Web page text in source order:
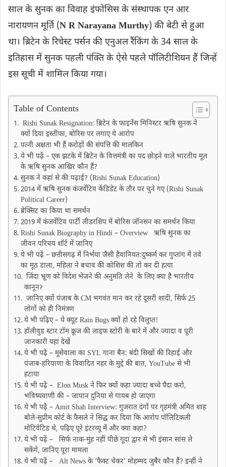
साल के सुनक का विवाह इंफोसिस के संस्थापक एन आर
नारायणन मूर्ति (N R Narayana Murthy) की बेटी से हुआ
था। ब्रिटेन के रिचेस्ट पर्सन की एनुअल रैंकिंग के 34 साल के
इतिहास में सुनक पहली पंक्ति के ऐसे पहले पॉलि​टीशियन हैं जिन्हें
इस सूची में शामिल किया गया।
Table of Contents
Rishi Sunak Resignation: ब्रिटेन के फाइनेंस मिनिस्टर ऋषि सुनक ने
क्यों दिया इस्तीफा, बोरिस पर लगाए ये आरोप
पत्नी अक्षता भी हैं करोड़ों की सं​पत्ति की मा​लकिन
ये भी पढ़ें – एक झटके में ब्रिटेन के वित्तमंत्री का पद छोड़ने वाले भारतीय मूल
के ऋषि सुनक आखिर कौन हैं?
सुनक ने कहां से की पढ़ाई? (Rishi Sunak Education)
2014 में ऋषि सुनक कंजर्वेटिव केंडिडेट के तौर पर चुने गए (Rishi Sunak
Political Career)
ब्रेक्सिट का किया था समर्थन
2019 में कंजर्वेटिव पार्टी लीडरशिप में बोरिस जॉनसन का समर्थन किया
Rishi Sunak Biography in Hindi – Overview ऋषि सुनक का
जीवन परिचय शॉर्ट में जानिए
ये भी पढ़ें – छत्तीसगढ़ में निर्भया जैसी हैवानियत:दुष्कर्म कर गुप्तांग में तवे
का मूठ डाला, महिला ने बचाव की कोशिश की तो कर दी हत्या
जिंदा भ्रूण को विदेश भेजने की अनुमति लेने के लिए क्या है भारतीय
कानूनॽ
जानिए क्यों पंजाब के CM भगवंत मान कर रहे दूसरी शादी, सिर्फ 25
लोगों को ही निमंत्रण
ये भी पढ़िए – ये क्यूट Rain Bugs क्यों हो रहे विलुप्त!
हॉलीवुड स्टार टॉम क्रूज की लाइफ स्टोरी के बारे में और ज्यादा व पूरी
जानकारी यहां देखें
ये भी पढे़ं – मूसेवाला का SYL गाना बैन: बंदी सिखों की रिहाई और
पंजाब-हरियाणा के विवादित नहर के मुद्दे की बात, YouTube से भी
हटाया
ये भी पढ़ें – Elon Musk ने फिर क्यों कहा ज्यादा बच्चे पैदा करो,
भविष्यवाणी की – जापान दुनिया से गायब हो जाएगा
ये भी पढे़ं – Amit Shah Interview: गुजरात दंगों पर गृहमंत्री अमित शाह
बोले-सुप्रीम कोर्ट के फैसले ने सिद्ध कर दिया कि आरोप पॉलिटिकली
मोटिवेटिड थे, पढ़िए पूरे इंटरव्यू में और क्या कहा?
ये भी पढ़ें – सिर्फ नाक-मुंह नहीं पीछे गूदा द्वार से भी इंसान सांस ले
सकेंगे, जानिए पूरा मामला
ये भी पढ़ें – Alt News के ‘फैक्ट चेकर’ मोहम्मद जुबैर कौन हैं? इन्हीं ने